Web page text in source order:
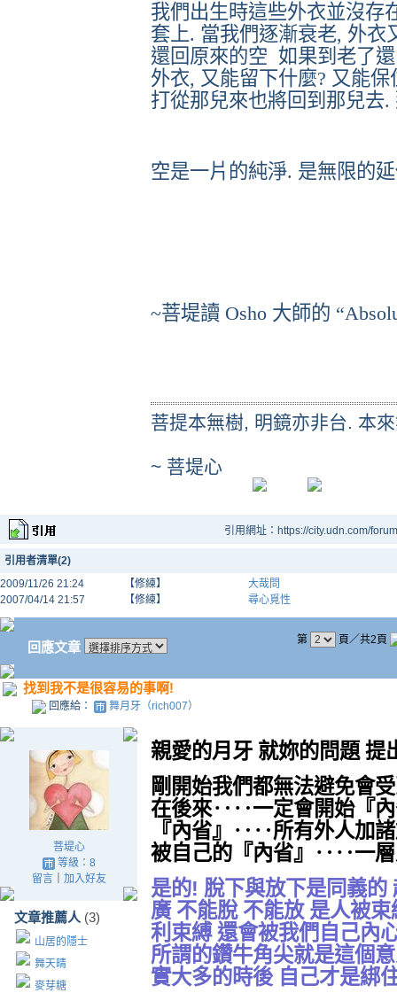
我們出生時這些外衣並沒存
套上. 當我們逐漸衰老, 外衣
還回原來的空 如果到老了
外衣, 又能留下什麼? 又能保
打從那兒來也將回到那兒去.
空是一片的純淨. 是無限的
~菩堤讀 Osho 大師的
菩提本無樹, 明鏡亦非台. 本
~ 菩堤心
引用網址：https://city.udn.com/
引用者清單(2)
2009/11/26 21:24
【修練】
大哉問
2007/04/14 21:57
【修練】 尋心覓性
回應文章 第 頁／共2頁
找到我不是很容易的事啊!
回應給： 舞月牙（rich007）
菩堤心
等級：8
留言｜ 加入好友
文章推薦人 (3)
山居的隱士
舞天晴
麥芽糖
親愛的月牙 就妳的問題
剛開始我們都無法避免會
在後來‥‥一定會開始『
『內省』‥‥所有外人加
被自己的『內省』‥‥一
是的! 脫下與放下是同義的
廣 不能脫 不能放 是人被
利束縛 還會被我們自己內
所謂的鑽牛角尖就是這個
實大多的時後 自己才是綁